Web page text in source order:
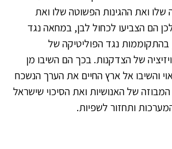
שלו ואת ההגינות הפשוטה שלו ואת
הם הצביעו לכחול לבן, במחאה נגד
בהתקוממות נגד הפוליטיקה של
של הצדקנות. בכך הם השיבו מן
והשיבו אל ארץ החיים את הערך הנשכח
של האנושיות ואת הסיכוי שישראל
ותחזור לשפיות.